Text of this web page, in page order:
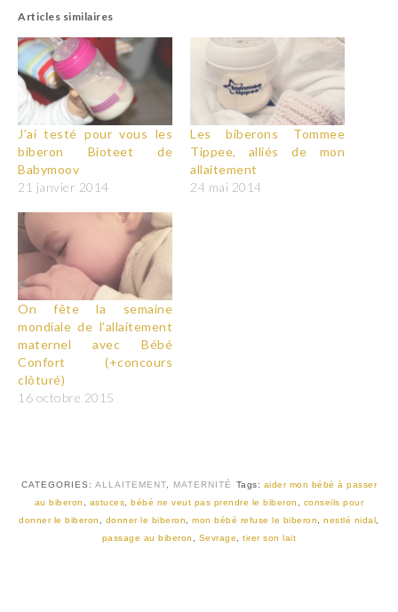
Articles similaires
J’ai testé pour vous les
biberon Bioteet de
Babymoov
21 janvier 2014
Les biberons Tommee
Tippee, alliés de mon
allaitement
24 mai 2014
On fête la semaine
mondiale de l’allaitement
maternel avec Bébé
Confort (+concours
clôturé)
16 octobre 2015
CATEGORIES: ALLAITEMENT, MATERNITÉ Tags: aider mon bébé à passer
au biberon , astuces, bébé ne veut pas prendre le biberon , conseils pour
donner le biberon , donner le biberon,mon bébé refuse le biberon,nestlé nidal ,
passage au biberon , Sevrage,tirer son lait